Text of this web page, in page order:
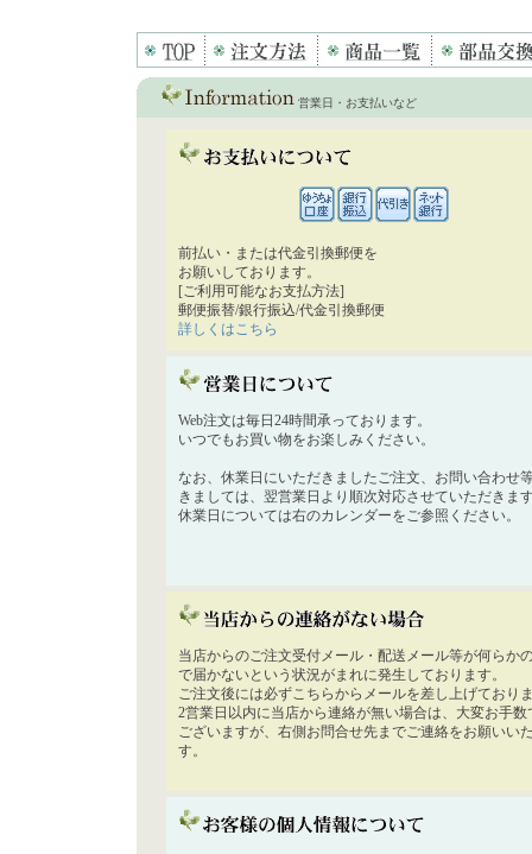
営業日・お支払いなど
前払い・または代金引換郵便を
お願いしております。
[ご利用可能なお支払方法]
郵便振替/銀行振込/代金引換郵便
詳しくはこちら
Web注文は毎日24時間承っております。
いつでもお買い物をお楽しみください。
なお、休業日にいただきましたご注文、お問い合わせ
きましては、翌営業日より順次対応させていただきま
休業日については右のカレンダーをご参照ください。
当店からのご注文受付メール・配送メール等が何らか
で届かないという状況がまれに発生しております。
ご注文後には必ずこちらからメールを差し上げており
2営業日以内に当店から連絡が無い場合は、大変お手数
ございますが、右側お問合せ先までご連絡をお願いい
す。